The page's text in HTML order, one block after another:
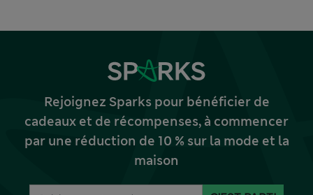
Rejoignez Sparks pour bénéficier de
cadeaux et de récompenses, à commencer
par une réduction de 10 % sur la mode et la
maison